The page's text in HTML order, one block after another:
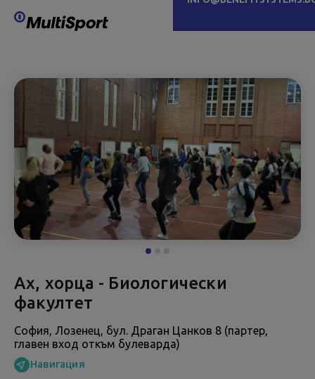
Ах, хорца - Биологически
факултет
София, Лозенец, бул. Драган Цанков 8 (партер,
главен вход откъм булеварда)
Навигация